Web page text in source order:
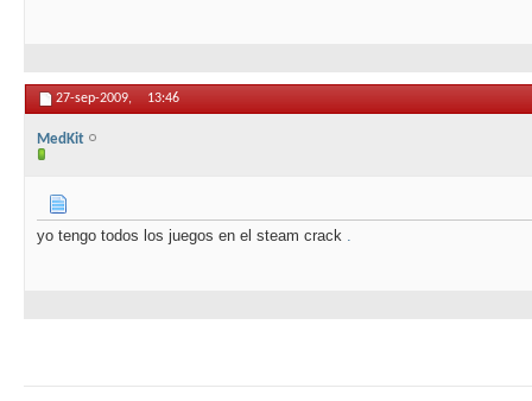
27-sep-2009, 13:46
MedKit
yo tengo todos los juegos en el steam crack .